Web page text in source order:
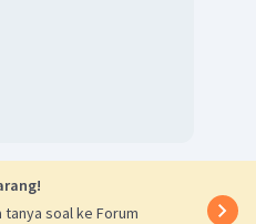
tanya soal ke Forum